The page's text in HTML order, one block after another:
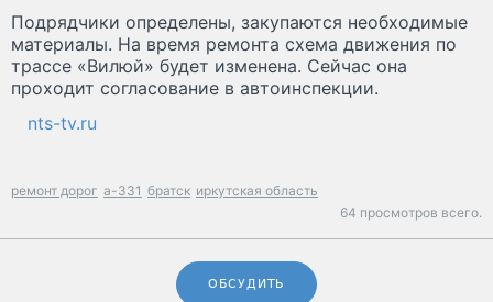
Подрядчики определены, закупаются необходимые
материалы. На время ремонта схема движения по
трассе «Вилюй» будет изменена. Сейчас она
проходит согласование в автоинспекции.
nts-tv.ru
ремонт дорог а-331 братск иркутская область
64 просмотров всего.
ОБСУДИТЬ